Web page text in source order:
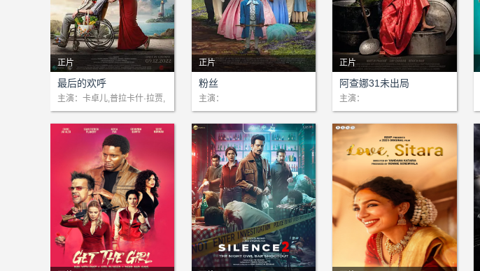
正片
剧情：这部电影基于一名年轻
棋手的真实故事，讲述了Ven
ky与一种名为杜兴肌营养不良
症(DMD)的罕见疾病的斗争，
以及在进行性肌肉退化使其无
法使用之前为安乐死捐赠器官
的法律斗争。他的母亲(Sujat
ha)，一
最后的欢呼
主演：卡卓儿,普拉卡什·拉贾,
普丽亚玛尼,Riddhi Kumar,阿
哈娜·卡姆拉,Rajeev Khandel
wal,拉胡尔·玻色,阿南特·纳拉
扬·马哈德凡,阿米尔·汗,Vishal
Jethwa,Maala Parvathi,Vaib
hav Gohil,Kamal Sadanah,B
hargav Polara,Jaineeraj Raj
purohit,Aneet Padda
正片
剧情：1848年，丹麦西印度
群岛的圣克罗伊岛。安娜和佩
特琳是挚友。她们都是有色人
种女性，但安娜是自由人，她
拥有自己的管家——奴隶佩特
琳。一切看似平静，直到叛乱
的谣言开始四处流传。
粉丝
主演：
正片
剧情：暂无简介
阿查娜31未出局
主演：